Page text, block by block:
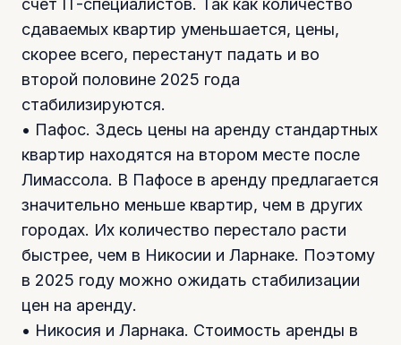
сдаваемых квартир уменьшается, цены,
скорее всего, перестанут падать и во
второй половине 2025 года
стабилизируются.
• Пафос. Здесь цены на аренду стандартных
квартир находятся на втором месте после
Лимассола. В Пафосе в аренду предлагается
значительно меньше квартир, чем в других
городах. Их количество перестало расти
быстрее, чем в Никосии и Ларнаке. Поэтому
в 2025 году можно ожидать стабилизации
цен на аренду.
• Никосия и Ларнака. Стоимость аренды в